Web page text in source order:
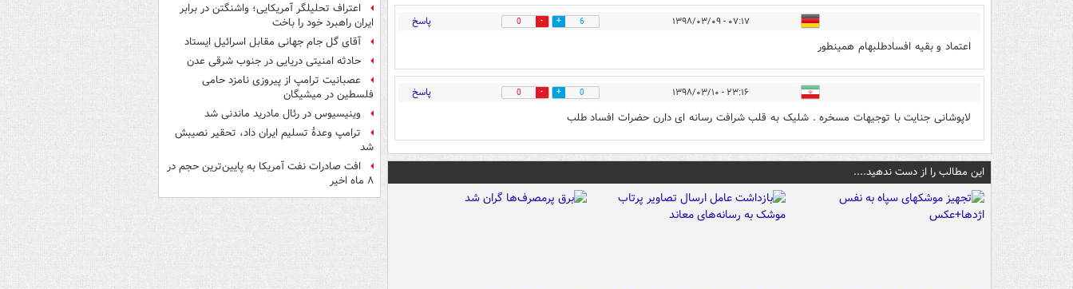
۰۷:۱۷ - ۱۳۹۸/۰۳/۰۹ 6
0 پاسخ
اعتماد و بقیه افسادطلبهام همینطور
۲۳:۱۶ - ۱۳۹۸/۰۳/۱۰ 0
0 پاسخ
لاپوشانی جنایت با توجیهات مسخره . شلیک به قلب شرافت رسانه ای دارن حضرات افساد طلب
این مطالب را از دست ندهید....
اعتراف تحلیلگر آمریکایی؛ واشنگتن در برابر
ایران راهبرد خود را باخت
آقای گل جام جهانی مقابل اسرائیل ایستاد
حادثه امنیتی دریایی در جنوب شرقی عدن
عصبانیت ترامپ از پیروزی نامزد حامی
فلسطین در میشیگان
وینیسیوس در رئال مادرید ماندنی شد
ترامپ وعدۀ تسلیم ایران داد، تحقیر نصیبش
شد
افت صادرات نفت آمریکا به پایین‌ترین حجم در
۸ ماه اخیر